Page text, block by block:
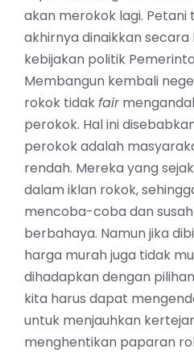
akan merokok lagi. Petani
akhirnya dinaikkan
kebijakan politik
Membangun kembali
rokok tidakfair
perokok. Hal ini
perokok adalah
rendah. Mereka yang
dalam iklan rokok,
mencoba-coba dan
berbahaya. Namun jika
harga murah juga tidak
dihadapkan dengan
kita harus dapat
untuk menjauhkan
menghentikan paparan